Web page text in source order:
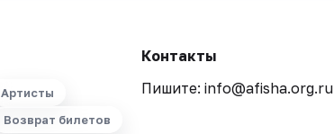
Артисты
Возврат билетов
Контакты
Пишите: info@afisha.org.ru